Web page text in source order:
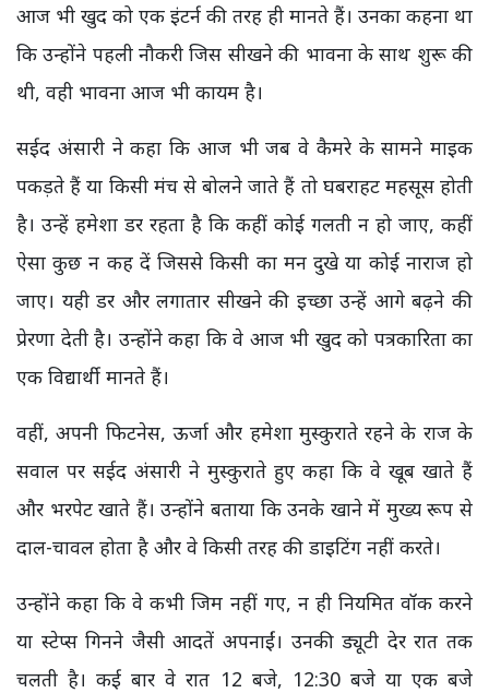
आज भी खुद को एक इंटर्न की तरह ही मानते हैं। उनका कहना था
कि उन्होंने पहली नौकरी जिस सीखने की भावना के साथ शुरू की
थी, वही भावना आज भी कायम है।
सईद अंसारी ने कहा कि आज भी जब वे कैमरे के सामने माइक
पकड़ते हैं या किसी मंच से बोलने जाते हैं तो घबराहट महसूस होती
है। उन्हें हमेशा डर रहता है कि कहीं कोई गलती न हो जाए, कहीं
ऐसा कुछ न कह दें जिससे किसी का मन दुखे या कोई नाराज हो
जाए। यही डर और लगातार सीखने की इच्छा उन्हें आगे बढ़ने की
प्रेरणा देती है। उन्होंने कहा कि वे आज भी खुद को पत्रकारिता का
एक विद्यार्थी मानते हैं।
वहीं, अपनी फिटनेस, ऊर्जा और हमेशा मुस्कुराते रहने के राज के
सवाल पर सईद अंसारी ने मुस्कुराते हुए कहा कि वे खूब खाते हैं
और भरपेट खाते हैं। उन्होंने बताया कि उनके खाने में मुख्य रूप से
दाल-चावल होता है और वे किसी तरह की डाइटिंग नहीं करते।
उन्होंने कहा कि वे कभी जिम नहीं गए, न ही नियमित वॉक करने
या स्टेप्स गिनने जैसी आदतें अपनाईं। उनकी ड्यूटी देर रात तक
चलती है। कई बार वे रात 12 बजे, 12:30 बजे या एक बजे